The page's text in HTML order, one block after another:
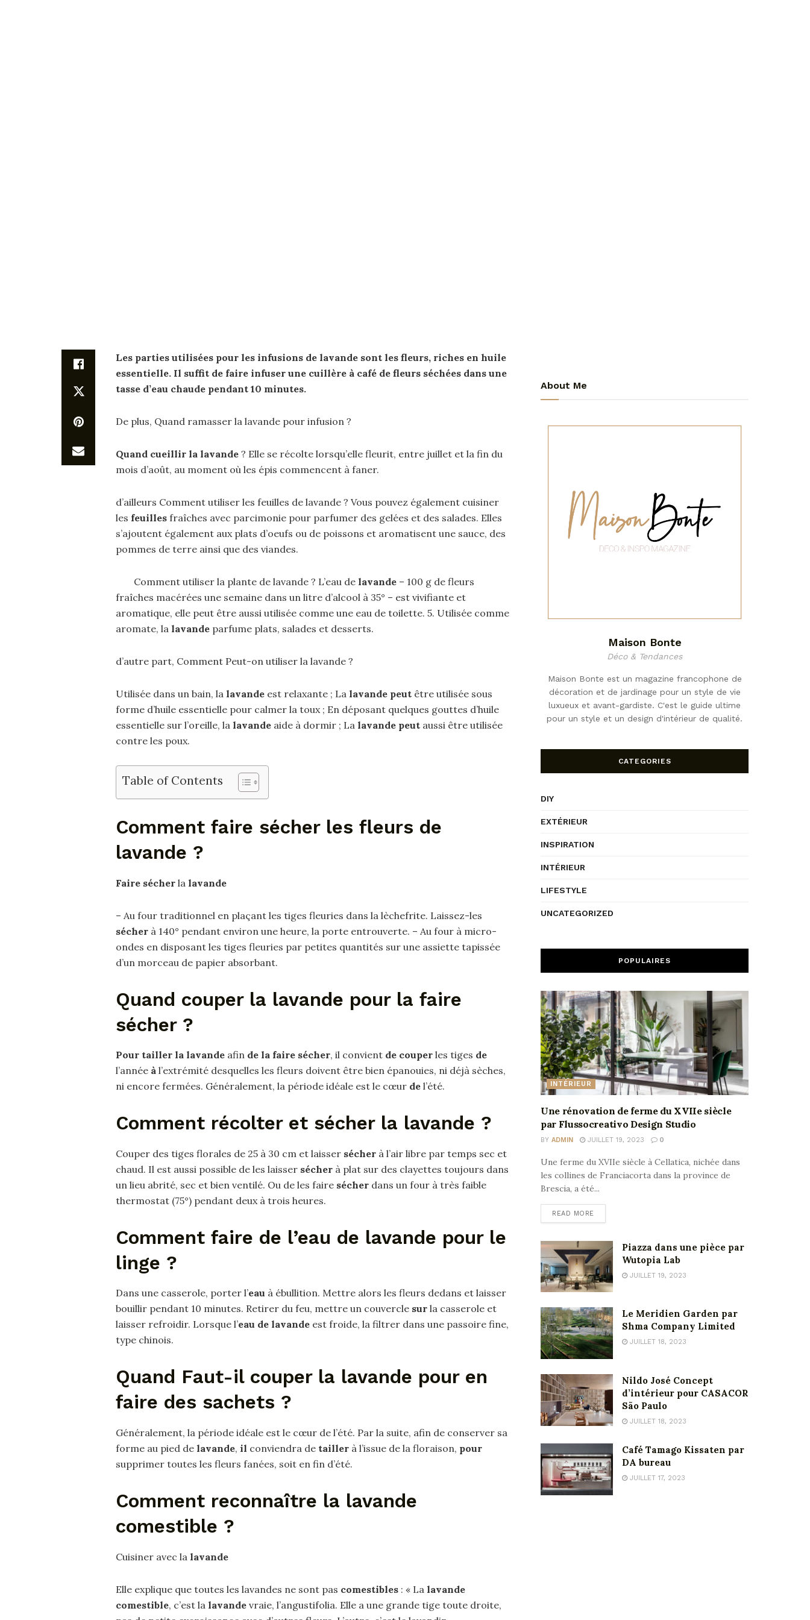
Les parties utilisées pour les infusions de lavande sont les fleurs, riches en huile
essentielle. Il suffit de faire infuser une cuillère à café de fleurs séchées dans une
tasse d’eau chaude pendant 10 minutes.
De plus, Quand ramasser la lavande pour infusion ?
Quand cueillir la lavande ? Elle se récolte lorsqu’elle fleurit, entre juillet et la fin du
mois d’août, au moment où les épis commencent à faner.
d’ailleurs Comment utiliser les feuilles de lavande ? Vous pouvez également cuisiner
les feuilles fraîches avec parcimonie pour parfumer des gelées et des salades. Elles
s’ajoutent également aux plats d’oeufs ou de poissons et aromatisent une sauce, des
pommes de terre ainsi que des viandes.
Comment utiliser la plante de lavande ? L’eau de lavande – 100 g de fleurs
fraîches macérées une semaine dans un litre d’alcool à 35° – est vivifiante et
aromatique, elle peut être aussi utilisée comme une eau de toilette. 5. Utilisée comme
aromate, la lavande parfume plats, salades et desserts.
d’autre part, Comment Peut-on utiliser la lavande ?
Utilisée dans un bain, la lavande est relaxante ; La lavande peut être utilisée sous
forme d’huile essentielle pour calmer la toux ; En déposant quelques gouttes d’huile
essentielle sur l’oreille, la lavande aide à dormir ; La lavande peut aussi être utilisée
contre les poux.
Table of Contents
Comment faire sécher les fleurs de
lavande ?
Faire sécher la lavande
– Au four traditionnel en plaçant les tiges fleuries dans la lèchefrite. Laissez-les
sécher à 140° pendant environ une heure, la porte entrouverte. – Au four à micro-
ondes en disposant les tiges fleuries par petites quantités sur une assiette tapissée
d’un morceau de papier absorbant.
Quand couper la lavande pour la faire
sécher ?
Pour tailler la lavande afin de la faire sécher, il convient de couper les tiges de
l’année à l’extrémité desquelles les fleurs doivent être bien épanouies, ni déjà sèches,
ni encore fermées. Généralement, la période idéale est le cœur de l’été.
Comment récolter et sécher la lavande ?
Couper des tiges florales de 25 à 30 cm et laisser sécher à l’air libre par temps sec et
chaud. Il est aussi possible de les laisser sécher à plat sur des clayettes toujours dans
un lieu abrité, sec et bien ventilé. Ou de les faire sécher dans un four à très faible
thermostat (75°) pendant deux à trois heures.
Comment faire de l’eau de lavande pour le
linge ?
Dans une casserole, porter l’eau à ébullition. Mettre alors les fleurs dedans et laisser
bouillir pendant 10 minutes. Retirer du feu, mettre un couvercle sur la casserole et
laisser refroidir. Lorsque l’eau de lavande est froide, la filtrer dans une passoire fine,
type chinois.
Quand Faut-il couper la lavande pour en
faire des sachets ?
Généralement, la période idéale est le cœur de l’été. Par la suite, afin de conserver sa
forme au pied de lavande, il conviendra de tailler à l’issue de la floraison, pour
supprimer toutes les fleurs fanées, soit en fin d’été.
Comment reconnaître la lavande
comestible ?
Cuisiner avec la lavande
Elle explique que toutes les lavandes ne sont pas comestibles : « La lavande
comestible, c’est la lavande vraie, l’angustifolia. Elle a une grande tige toute droite,
About Me
Maison Bonte
Déco & Tendances
Maison Bonte est un magazine francophone de
décoration et de jardinage pour un style de vie
luxueux et avant-gardiste. C'est le guide ultime
pour un style et un design d'intérieur de qualité.
CATEGORIES
DIY
EXTÉRIEUR
INSPIRATION
INTÉRIEUR
LIFESTYLE
UNCATEGORIZED
POPULAIRES
INTÉRIEUR
Une rénovation de ferme du XVIIe siècle
par Flussocreativo Design Studio
BY ADMIN JUILLET 19, 2023 0
Une ferme du XVIIe siècle à Cellatica, nichée dans
les collines de Franciacorta dans la province de
Brescia, a été...
READ MORE
Piazza dans une pièce par
Wutopia Lab
JUILLET 19, 2023
Le Meridien Garden par
Shma Company Limited
JUILLET 18, 2023
Nildo José Concept
d’intérieur pour CASACOR
São Paulo
JUILLET 18, 2023
Café Tamago Kissaten par
DA bureau
JUILLET 17, 2023